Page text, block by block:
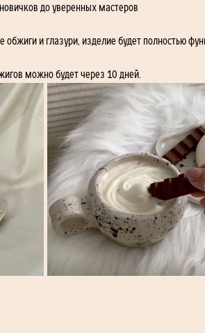
до уверенных мастеров
обжиги и глазури, изделие будет полностью
можно будет через 10 дней.